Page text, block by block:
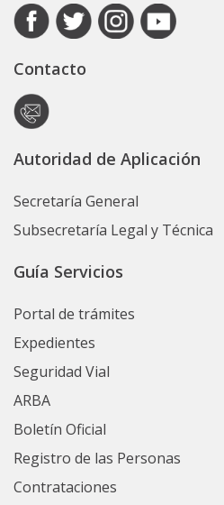
Contacto
Autoridad de Aplicación
Secretaría General
Subsecretaría Legal y Técnica
Guía Servicios
Portal de trámites
Expedientes
Seguridad Vial
ARBA
Boletín Oficial
Registro de las Personas
Contrataciones